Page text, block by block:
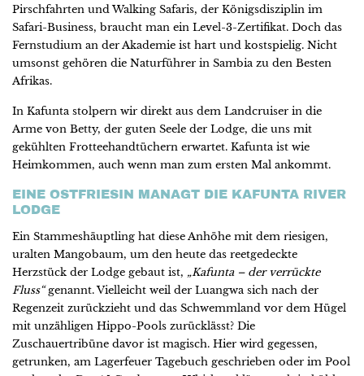
Pirschfahrten und Walking Safaris, der Königsdisziplin im
Safari-Business, braucht man ein Level-3-Zertifikat. Doch das
Fernstudium an der Akademie ist hart und kostspielig. Nicht
umsonst gehören die Naturführer in Sambia zu den Besten
Afrikas.
In Kafunta stolpern wir direkt aus dem Landcruiser in die
Arme von Betty, der guten Seele der Lodge, die uns mit
gekühlten Frotteehandtüchern erwartet. Kafunta ist wie
Heimkommen, auch wenn man zum ersten Mal ankommt.
EINE OSTFRIESIN MANAGT DIE KAFUNTA RIVER
LODGE
Ein Stammeshäuptling hat diese Anhöhe mit dem riesigen,
uralten Mangobaum, um den heute das reetgedeckte
Herzstück der Lodge gebaut ist, „Kafunta – der verrückte
Fluss“genannt. Vielleicht weil der Luangwa sich nach der
Regenzeit zurückzieht und das Schwemmland vor dem Hügel
mit unzähligen Hippo-Pools zurücklässt? Die
Zuschauertribüne davor ist magisch. Hier wird gegessen,
getrunken, am Lagerfeuer Tagebuch geschrieben oder im Pool